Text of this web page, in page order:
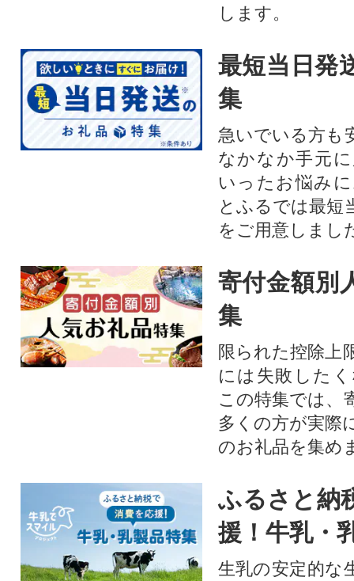
します。
最短当日発
集
急いでいる方も
なかなか手元
いったお悩み
とふるでは最短
をご用意しまし
寄付金額別
集
限られた控除上
には失敗した
この特集では、
多くの方が実際
のお礼品を集め
ふるさと納
援！牛乳・
生乳の安定的な